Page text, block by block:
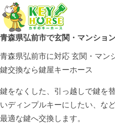
青森県弘前市で玄関・マンショ
青森県弘前市に対応 玄関・マン
鍵交換なら鍵屋キーホース
鍵をなくした、引っ越しで鍵を
いディンプルキーにしたい、な
最適な鍵へ交換します。